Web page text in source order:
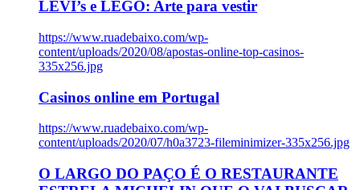
LEVI’s e LEGO: Arte para vestir
https://www.ruadebaixo.com/wp-
content/uploads/2020/08/apostas-online-top-casinos-
335x256.jpg
Casinos online em Portugal
https://www.ruadebaixo.com/wp-
content/uploads/2020/07/h0a3723-fileminimizer-335x256.jpg
O LARGO DO PAÇO É O RESTAURANTE